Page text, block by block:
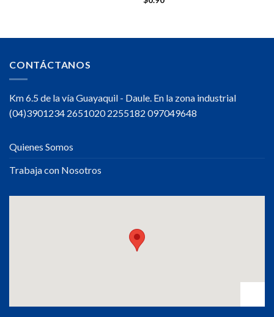
CONTÁCTANOS
Km 6.5 de la vía Guayaquil - Daule. En la zona industrial
(04)3901234 2651020 2255182 097049648
Quienes Somos
Trabaja con Nosotros